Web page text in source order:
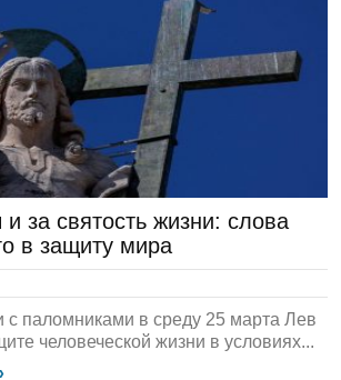
за святость жизни: слова
в защиту мира
с паломниками в среду 25 марта Лев
человеческой жизни в условиях...